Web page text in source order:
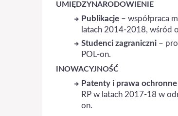
UMIĘDZYNARODOWIENIE
Publikacje – współpraca
latach 2014-2018, wśród
Studenci zagraniczni –
POL-on.
INOWACYJNOŚĆ
Patenty i prawa ochronne
RP w latach 2017-18 w
on.